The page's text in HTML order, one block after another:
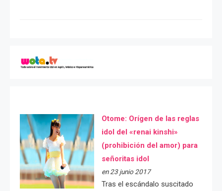
Otome: Orígen de las reglas
idol del «renai kinshi»
(prohibición del amor) para
señoritas idol
en 23 junio 2017
Tras el escándalo suscitado